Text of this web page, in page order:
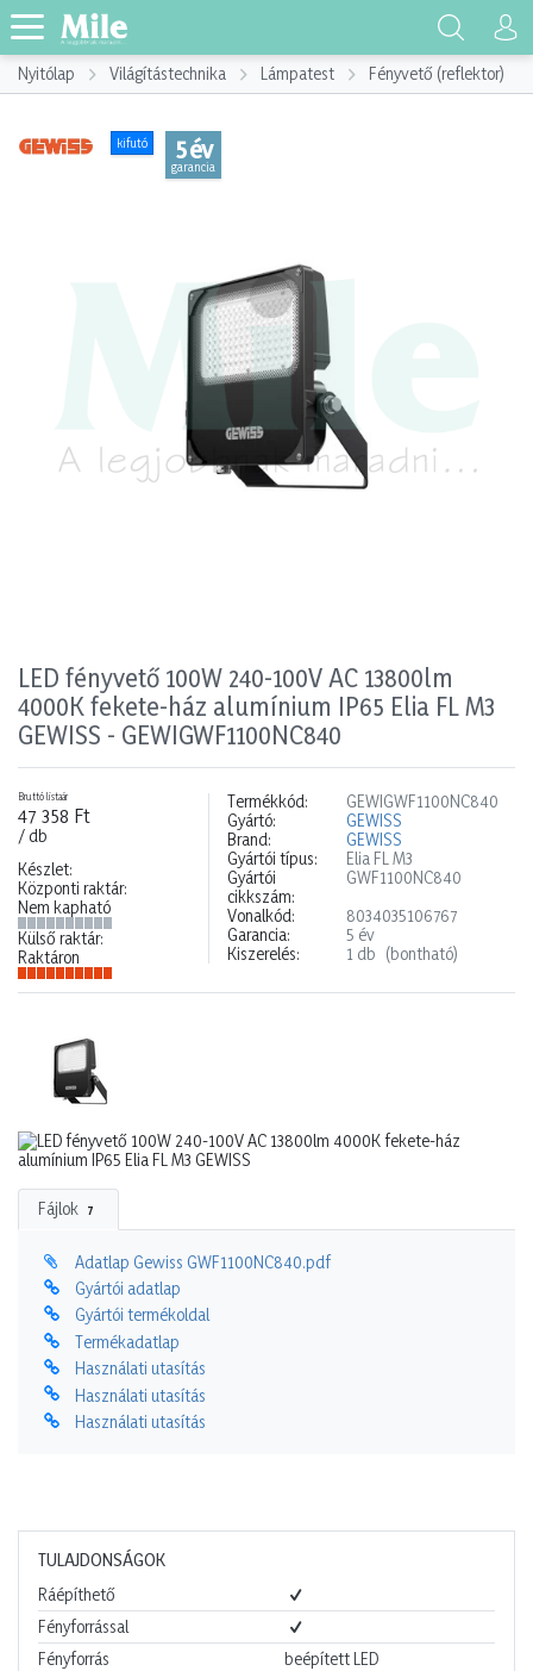
Nyitólap Világítástechnika Lámpatest Fényvető (reflektor)
kifutó 5 év
garancia
LED fényvető 100W 240-100V AC 13800lm
4000K fekete-ház alumínium IP65 Elia FL M3
GEWISS - GEWIGWF1100NC840
Bruttó listaár
47 358 Ft
/ db
Készlet:
Központi raktár:
Nem kapható
Külső raktár:
Raktáron
Termékkód:
GEWIGWF1100NC840
Gyártó:
GEWISS
Brand:
GEWISS
Gyártói típus:
Elia FL M3
Gyártói
cikkszám:
GWF1100NC840
Vonalkód:
8034035106767
Garancia:
5 év
Kiszerelés:
1 db (bontható)
Fájlok 7
Adatlap Gewiss GWF1100NC840.pdf
Gyártói adatlap
Gyártói termékoldal
Termékadatlap
Használati utasítás
Használati utasítás
Használati utasítás
TULAJDONSÁGOK
Ráépíthető
Fényforrással
Fényforrás
beépített LED